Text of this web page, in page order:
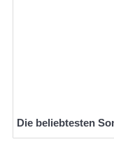
Die beliebtesten